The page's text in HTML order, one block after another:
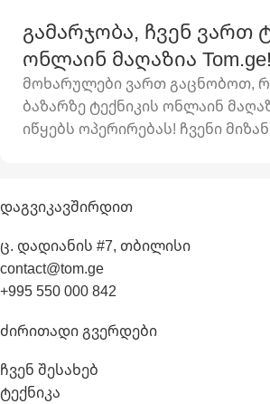
გამარჯობა, ჩვენ ვართ
ონლაინ მაღაზია Tom.ge!
მოხარულები ვართ გაცნობოთ,
ბაზარზე ტექნიკის ონლაინ
იწყებს ოპერირებას! ჩვენი
Დაგვიკავშირდით
ც. დადიანის #7, თბილისი
contact@tom.ge
+995 550 000 842
Ძირითადი Გვერდები
ჩვენ შესახებ
ტექნიკა